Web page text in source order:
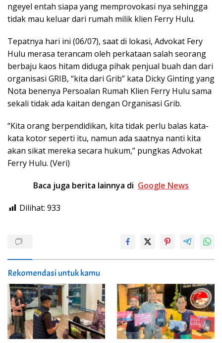
ngeyel entah siapa yang memprovokasi nya sehingga
tidak mau keluar dari rumah milik klien Ferry Hulu.
Tepatnya hari ini (06/07), saat di lokasi, Advokat Fery
Hulu merasa terancam oleh perkataan salah seorang
berbaju kaos hitam diduga pihak penjual buah dan dari
organisasi GRIB, “kita dari Grib” kata Dicky Ginting yang
Nota benenya Persoalan Rumah Klien Ferry Hulu sama
sekali tidak ada kaitan dengan Organisasi Grib.
“Kita orang berpendidikan, kita tidak perlu balas kata-
kata kotor seperti itu, namun ada saatnya nanti kita
akan sikat mereka secara hukum,” pungkas Advokat
Ferry Hulu. (Veri)
Baca juga berita lainnya di Google News
Dilihat: 933
Rekomendasi untuk kamu